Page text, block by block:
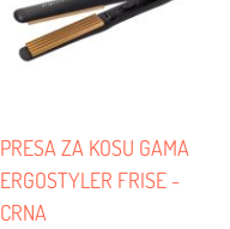
PRESA ZA KOSU GAMA
ERGOSTYLER FRISE -
CRNA